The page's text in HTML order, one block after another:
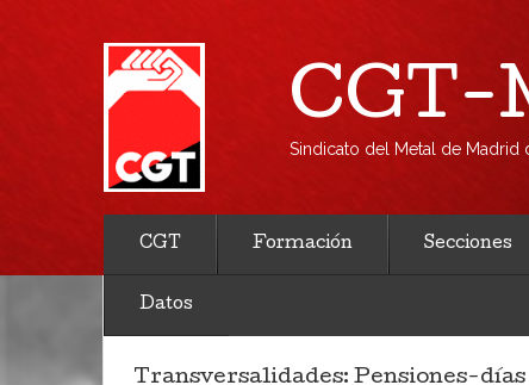
CGT-
Sindicato del Metal de Madrid
CGT Formación Secciones
Datos
Transversalidades: Pensiones-